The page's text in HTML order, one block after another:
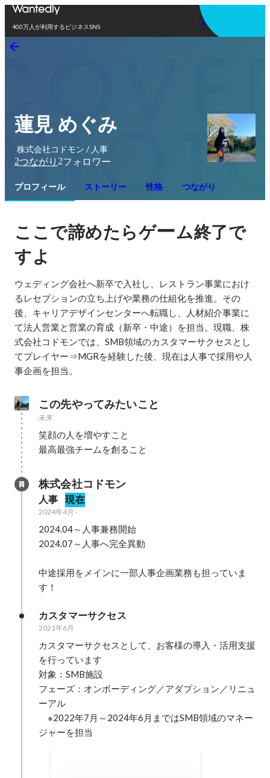
400万人が利用するビジネスSNS
アプリを使う
蓮見 めぐみ
株式会社コドモン / 人事
2つながり 2フォロワー
プロフィール ストーリー 性格 つながり
ここで諦めたらゲーム終了で
すよ
ウェディング会社へ新卒で入社し、レストラン事業におけ
るレセプションの立ち上げや業務の仕組化を推進。その
後、キャリアデザインセンターへ転職し、人材紹介事業に
て法人営業と営業の育成（新卒・中途）を担当。現職、株
式会社コドモンでは、SMB領域のカスタマーサクセスとし
てプレイヤー⇒MGRを経験した後、現在は人事で採用や人
事企画を担当。
この先やってみたいこと
未来
笑顔の人を増やすこと
最高最強チームを創ること
株式会社コドモン
人事 現在
2024年4月 -
2024.04～人事兼務開始
2024.07～人事へ完全異動
中途採用をメインに一部人事企画業務も担っていま
す！
カスタマーサクセス
2021年6月
カスタマーサクセスとして、お客様の導入・活用支援
を行っています
対象：SMB施設
フェーズ：オンボーディング／アダプション／リニュ
ーアル
※2022年7月～2024年6月まではSMB領域のマネー
ジャーを担当